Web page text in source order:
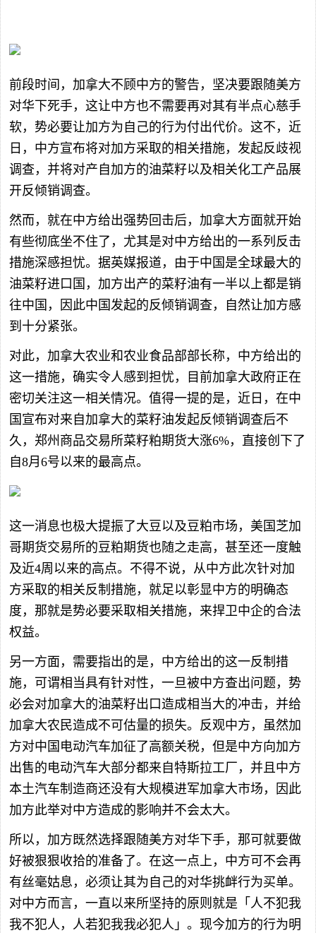
前段时间，加拿大不顾中方的警告，坚决要跟随美方
对华下死手，这让中方也不需要再对其有半点心慈手
软，势必要让加方为自己的行为付出代价。这不，近
日，中方宣布将对加方采取的相关措施，发起反歧视
调查，并将对产自加方的油菜籽以及相关化工产品展
开反倾销调查。
然而，就在中方给出强势回击后，加拿大方面就开始
有些彻底坐不住了，尤其是对中方给出的一系列反击
措施深感担忧。据英媒报道，由于中国是全球最大的
油菜籽进口国，加方出产的菜籽油有一半以上都是销
往中国，因此中国发起的反倾销调查，自然让加方感
到十分紧张。
对此，加拿大农业和农业食品部部长称，中方给出的
这一措施，确实令人感到担忧，目前加拿大政府正在
密切关注这一相关情况。值得一提的是，近日，在中
国宣布对来自加拿大的菜籽油发起反倾销调查后不
久，郑州商品交易所菜籽粕期货大涨6%，直接创下了
自8月6号以来的最高点。
这一消息也极大提振了大豆以及豆粕市场，美国芝加
哥期货交易所的豆粕期货也随之走高，甚至还一度触
及近4周以来的高点。不得不说，从中方此次针对加
方采取的相关反制措施，就足以彰显中方的明确态
度，那就是势必要采取相关措施，来捍卫中企的合法
权益。
另一方面，需要指出的是，中方给出的这一反制措
施，可谓相当具有针对性，一旦被中方查出问题，势
必会对加拿大的油菜籽出口造成相当大的冲击，并给
加拿大农民造成不可估量的损失。反观中方，虽然加
方对中国电动汽车加征了高额关税，但是中方向加方
出售的电动汽车大部分都来自特斯拉工厂，并且中方
本土汽车制造商还没有大规模进军加拿大市场，因此
加方此举对中方造成的影响并不会太大。
所以，加方既然选择跟随美方对华下手，那可就要做
好被狠狠收拾的准备了。在这一点上，中方可不会再
有丝毫姑息，必须让其为自己的对华挑衅行为买单。
对中方而言，一直以来所坚持的原则就是「人不犯我
我不犯人，人若犯我我必犯人」。现今加方的行为明